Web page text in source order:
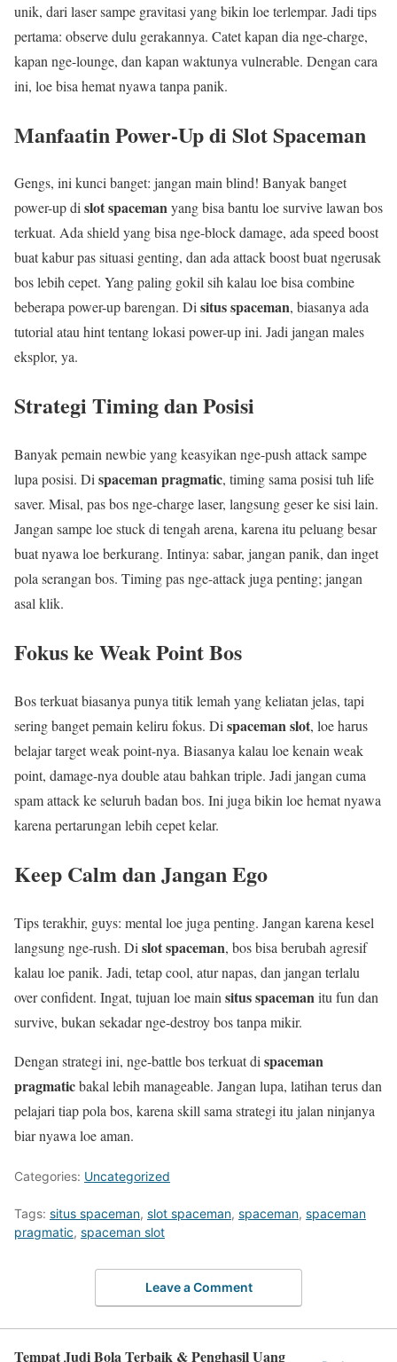
unik, dari laser sampe gravitasi yang bikin loe terlempar. Jadi tips
pertama: observe dulu gerakannya. Catet kapan dia nge-charge,
kapan nge-lounge, dan kapan waktunya vulnerable. Dengan cara
ini, loe bisa hemat nyawa tanpa panik.
Manfaatin Power-Up di Slot Spaceman
Gengs, ini kunci banget: jangan main blind! Banyak banget
power-up dislot spacemanyang bisa bantu loe survive lawan bos
terkuat. Ada shield yang bisa nge-block damage, ada speed boost
buat kabur pas situasi genting, dan ada attack boost buat ngerusak
bos lebih cepet. Yang paling gokil sih kalau loe bisa combine
beberapa power-up barengan. Disitus spaceman, biasanya ada
tutorial atau hint tentang lokasi power-up ini. Jadi jangan males
eksplor, ya.
Strategi Timing dan Posisi
Banyak pemain newbie yang keasyikan nge-push attack sampe
lupa posisi. Dispaceman pragmatic, timing sama posisi tuh life
saver. Misal, pas bos nge-charge laser, langsung geser ke sisi lain.
Jangan sampe loe stuck di tengah arena, karena itu peluang besar
buat nyawa loe berkurang. Intinya: sabar, jangan panik, dan inget
pola serangan bos. Timing pas nge-attack juga penting; jangan
asal klik.
Fokus ke Weak Point Bos
Bos terkuat biasanya punya titik lemah yang keliatan jelas, tapi
sering banget pemain keliru fokus. Di spaceman slot, loe harus
belajar target weak point-nya. Biasanya kalau loe kenain weak
point, damage-nya double atau bahkan triple. Jadi jangan cuma
spam attack ke seluruh badan bos. Ini juga bikin loe hemat nyawa
karena pertarungan lebih cepet kelar.
Keep Calm dan Jangan Ego
Tips terakhir, guys: mental loe juga penting. Jangan karena kesel
langsung nge-rush. Di slot spaceman, bos bisa berubah agresif
kalau loe panik. Jadi, tetap cool, atur napas, dan jangan terlalu
over confident. Ingat, tujuan loe main situs spacemanitu fun dan
survive, bukan sekadar nge-destroy bos tanpa mikir.
Dengan strategi ini, nge-battle bos terkuat di spaceman
pragmaticbakal lebih manageable. Jangan lupa, latihan terus dan
pelajari tiap pola bos, karena skill sama strategi itu jalan ninjanya
biar nyawa loe aman.
Categories: Uncategorized
Tags: situs spaceman, slot spaceman, spaceman, spaceman
pragmatic, spaceman slot
Leave a Comment
Tempat Judi Bola Terbaik & Penghasil Uang